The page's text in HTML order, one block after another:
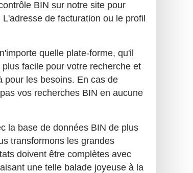
BIN sur notre site pour
de facturation ou le profil
quelle plate-forme, qu'il
facile pour votre recherche et
pour les besoins. En cas de
vos recherches BIN en aucune
la base de données BIN de plus
transformons les grandes
doivent être complètes avec
une telle balade joyeuse à la